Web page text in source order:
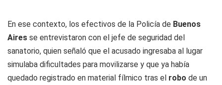
En ese contexto, los efectivos de la Policía de Buenos
Aires se entrevistaron con el jefe de seguridad del
sanatorio, quien señaló que el acusado ingresaba al lugar
simulaba dificultades para movilizarse y que ya había
quedado registrado en material fílmico tras el robo de un